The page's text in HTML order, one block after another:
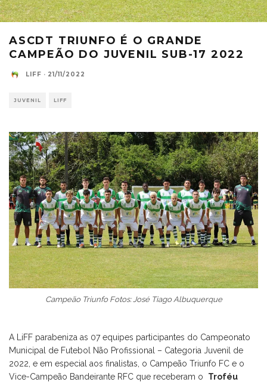
ASCDT TRIUNFO É O GRANDE
CAMPEÃO DO JUVENIL SUB-17 2022
LIFF · 21/11/2022
JUVENIL LIFF
Campeão Triunfo Fotos: José Tiago Albuquerque
A LiFF parabeniza as 07 equipes participantes do Campeonato
Municipal de Futebol Não Profissional – Categoria Juvenil de
2022, e em especial aos finalistas, o Campeão Triunfo FC e o
Vice-Campeão Bandeirante RFC que receberam o Troféu